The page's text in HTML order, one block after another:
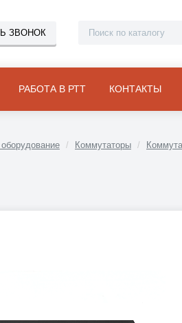
Коммутаторы
ЗВОНОК
РАБОТА В РТТ КОНТАКТЫ